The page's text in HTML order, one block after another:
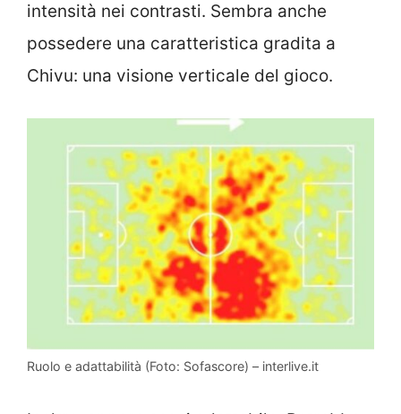
intensità nei contrasti. Sembra anche
possedere una caratteristica gradita a
Chivu: una visione verticale del gioco.
Ruolo e adattabilità (Foto: Sofascore) – interlive.it